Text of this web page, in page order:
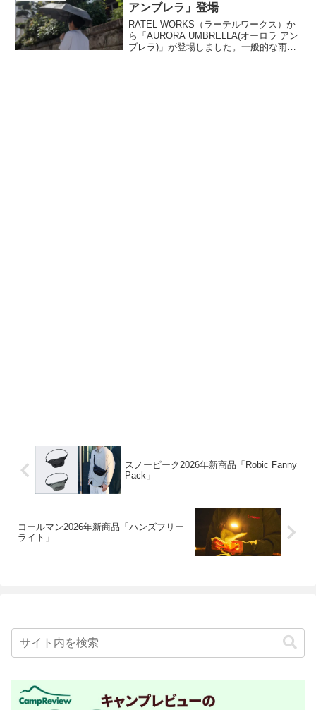
アンブレラ」登場
RATEL WORKS（ラーテルワークス）か
ら「AURORA UMBRELLA(オーロラ アン
ブレラ)」が登場しました。一般的な雨傘
スノーピーク2026年新商品「Robic Fanny
Pack」
コールマン2026年新商品「ハンズフリー
ライト」